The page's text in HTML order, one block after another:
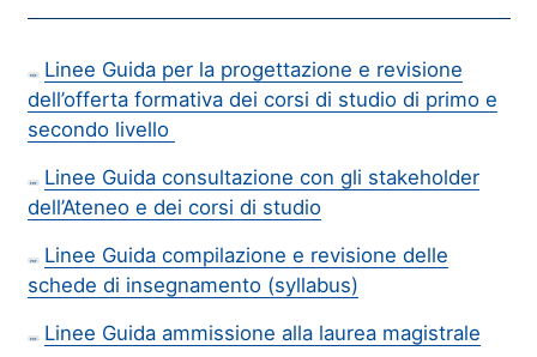
PDF
Linee Guida per la progettazione e revisione
dell’offerta formativa dei corsi di studio di primo e
secondo livello
PDF
Linee Guida consultazione con gli stakeholder
dell’Ateneo e dei corsi di studio
PDF
Linee Guida compilazione e revisione delle
schede di insegnamento (syllabus)
PDF Linee Guida ammissione alla laurea magistrale